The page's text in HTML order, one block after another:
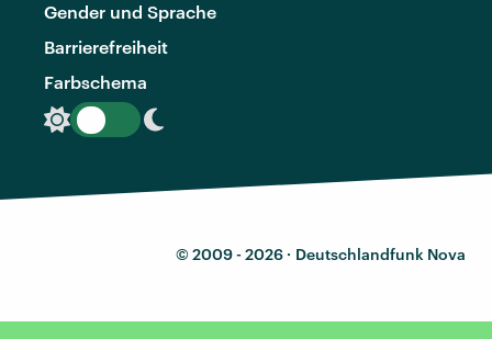
Gender und Sprache
Barrierefreiheit
Farbschema
© 2009 - 2026 · Deutschlandfunk Nova